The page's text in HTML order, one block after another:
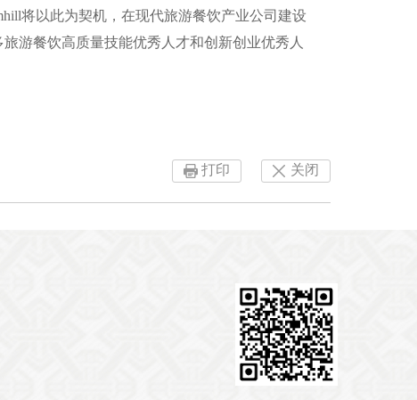
将以此为契机，在现代旅游餐饮产业公司建设
游餐饮高质量技能优秀人才和创新创业优秀人
关闭
打印